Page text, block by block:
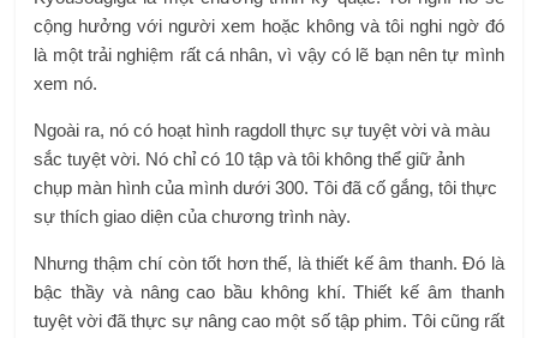
cộng hưởng với người xem hoặc không và tôi nghi ngờ đó
là một trải nghiệm rất cá nhân, vì vậy có lẽ bạn nên tự mình
xem nó.
Ngoài ra, nó có hoạt hình ragdoll thực sự tuyệt vời và màu
sắc tuyệt vời. Nó chỉ có 10 tập và tôi không thể giữ ảnh
chụp màn hình của mình dưới 300. Tôi đã cố gắng, tôi thực
sự thích giao diện của chương trình này.
Nhưng thậm chí còn tốt hơn thế, là thiết kế âm thanh. Đó là
bậc thầy và nâng cao bầu không khí. Thiết kế âm thanh
tuyệt vời đã thực sự nâng cao một số tập phim. Tôi cũng rất